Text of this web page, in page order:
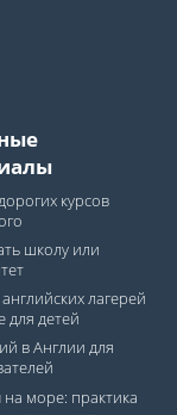
курсов
школу или
лагерей
для детей
в Англии для
на море: практика